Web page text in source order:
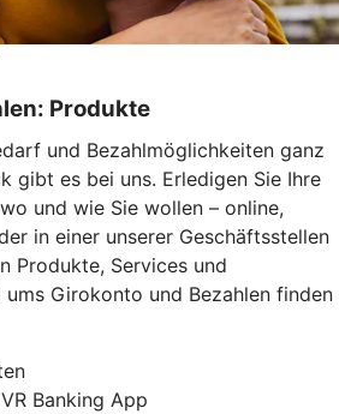
Produkte
und Bezahlmöglichkeiten ganz
gibt es bei uns. Erledigen Sie Ihre
und wie Sie wollen – online,
in einer unserer Geschäftsstellen
Produkte, Services und
Girokonto und Bezahlen finden
Banking App